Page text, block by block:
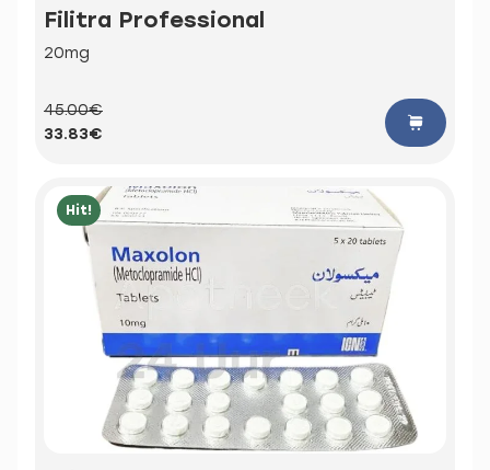
Filitra Professional
20mg
45.00€
33.83€
Hit!